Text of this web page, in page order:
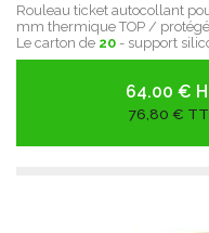
Rouleau ticket autocollant
mm thermique TOP /
Le carton de 20 - support
64.00 €
76,80 €